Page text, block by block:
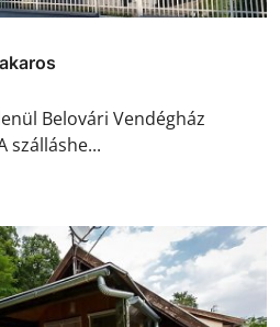
Belovári Vendégház
szálláshe...